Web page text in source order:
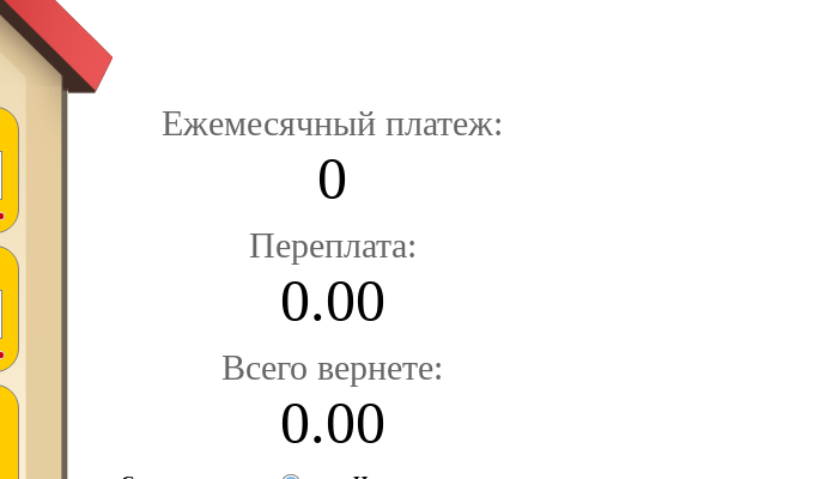
Ежемесячный платеж:
0
Переплата:
0.00
Всего вернете:
0.00